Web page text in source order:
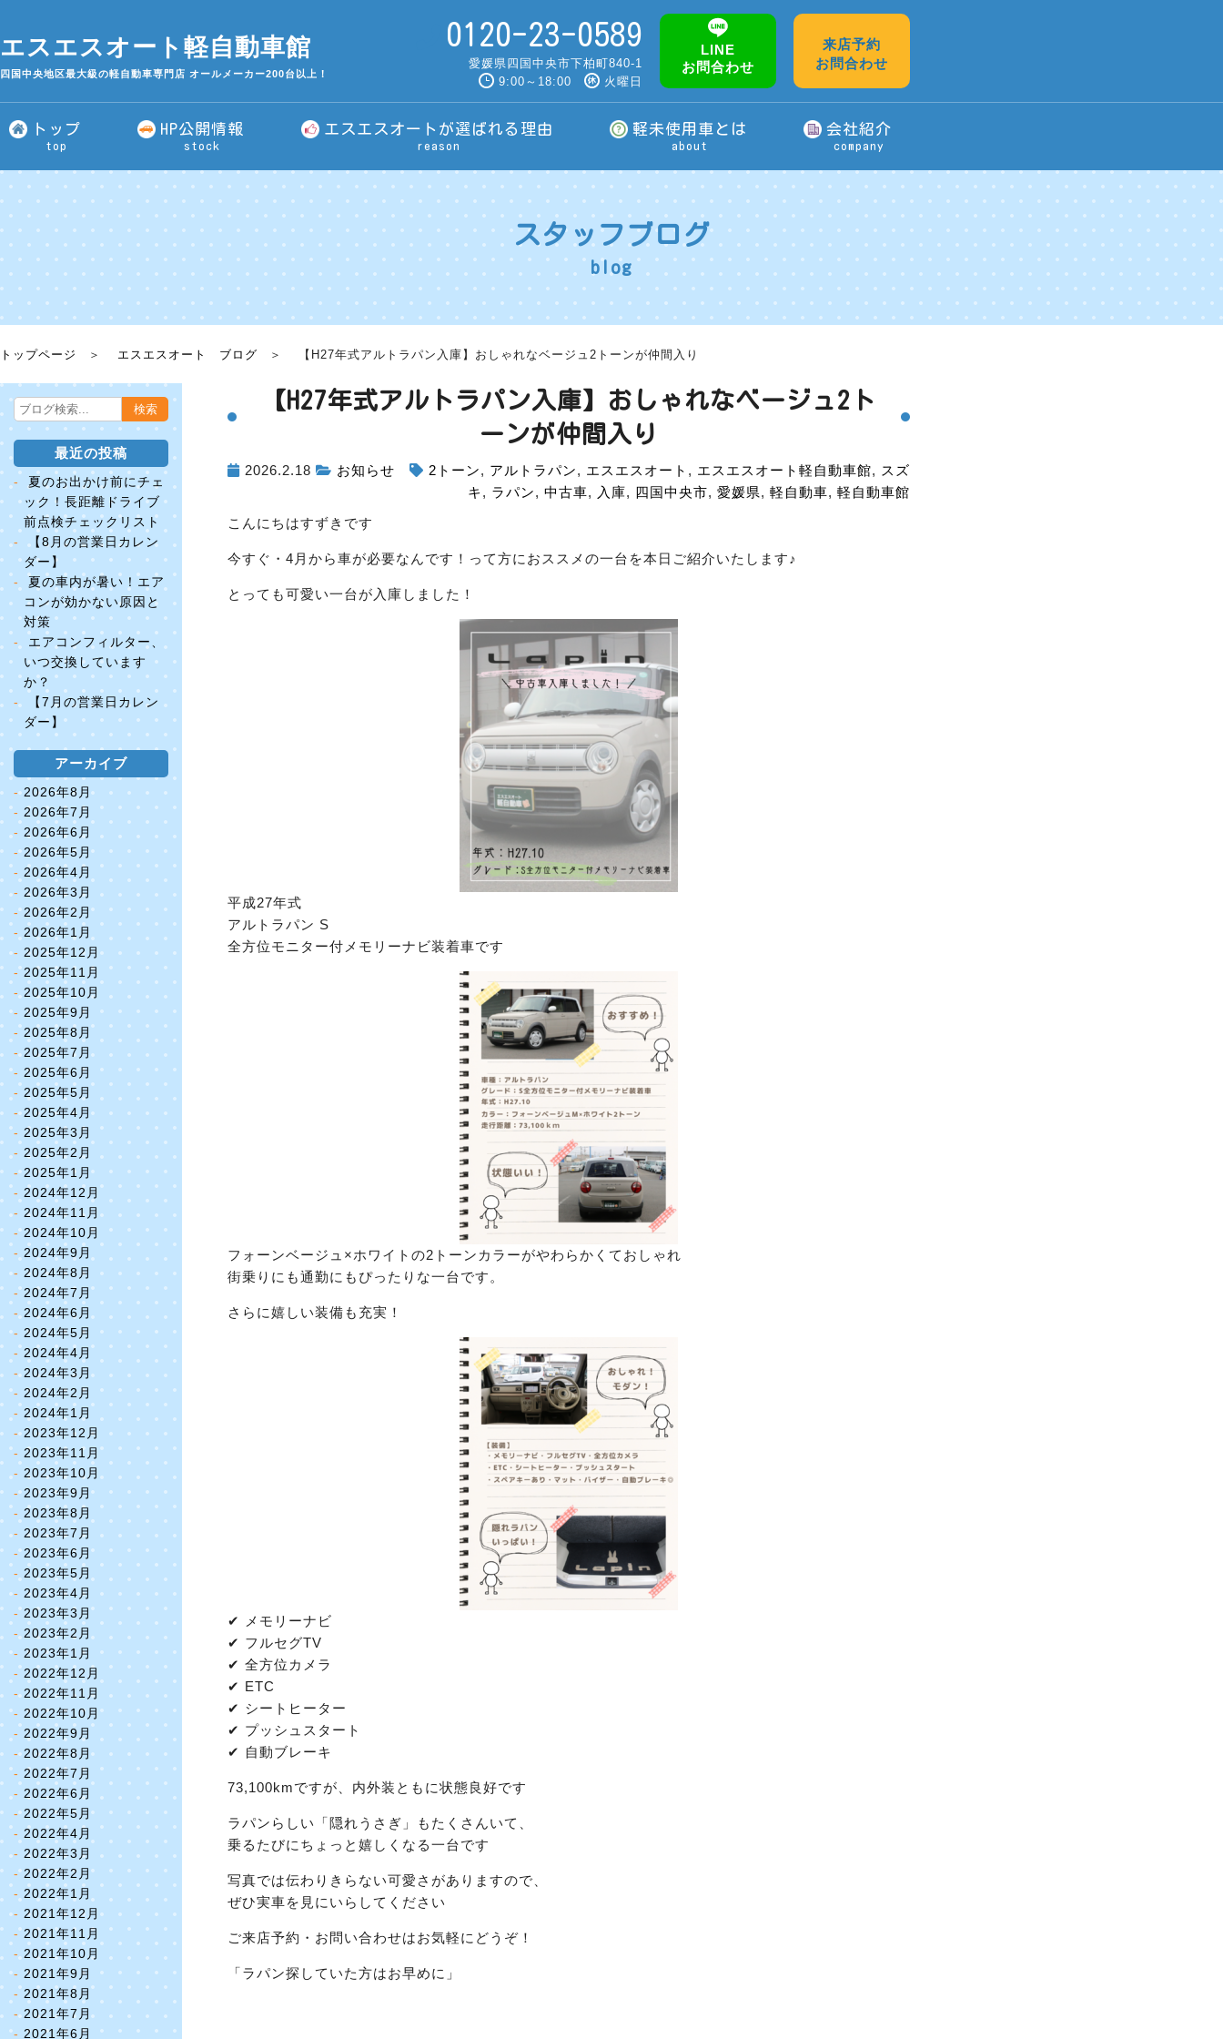
エスエスオート軽自動車館
四国中央地区最大級の軽自動車専門店 オールメーカー200台以上！
0120-23-0589
愛媛県四国中央市下柏町840-1
9:00～18:00
火曜日
LINE
お問合わせ
来店予約
お問合わせ
トップ
top
HP公開情報
stock
エスエスオートが選ばれる理由
reason
軽未使用車とは
about
会社紹介
company
スタッフブログ
blog
トップページ エスエスオート ブログ 【H27年式アルトラパン入庫】おしゃれなベージュ2トーンが仲間入り
【H27年式アルトラパン入庫】おしゃれなベージュ2ト
ーンが仲間入り
2026.2.18 お知らせ 2トーン, アルトラパン, エスエスオート , エスエスオート軽自動車館, スズ
キ, ラパン, 中古車, 入庫, 四国中央市, 愛媛県, 軽自動車, 軽自動車館
こんにちはすずきです
今すぐ・4月から車が必要なんです！って方におススメの一台を本日ご紹介いたします♪
とっても可愛い一台が入庫しました！
平成27年式
アルトラパン S
全方位モニター付メモリーナビ装着車です
フォーンベージュ×ホワイトの2トーンカラーがやわらかくておしゃれ
街乗りにも通勤にもぴったりな一台です。
さらに嬉しい装備も充実！
✔ メモリーナビ
✔ フルセグTV
✔ 全方位カメラ
✔ ETC
✔ シートヒーター
✔ プッシュスタート
✔ 自動ブレーキ
73,100kmですが、内外装ともに状態良好です
ラパンらしい「隠れうさぎ」もたくさんいて、
乗るたびにちょっと嬉しくなる一台です
写真では伝わりきらない可愛さがありますので、
ぜひ実車を見にいらしてください
ご来店予約・お問い合わせはお気軽にどうぞ！
「ラパン探していた方はお早めに 」
最近の投稿
夏のお出かけ前にチェ
ック！長距離ドライブ
前点検チェックリスト
【8月の営業日カレン
ダー】
夏の車内が暑い！エア
コンが効かない原因と
対策
エアコンフィルター、
いつ交換しています
か？
【7月の営業日カレン
ダー】
アーカイブ
2026年8月
2026年7月
2026年6月
2026年5月
2026年4月
2026年3月
2026年2月
2026年1月
2025年12月
2025年11月
2025年10月
2025年9月
2025年8月
2025年7月
2025年6月
2025年5月
2025年4月
2025年3月
2025年2月
2025年1月
2024年12月
2024年11月
2024年10月
2024年9月
2024年8月
2024年7月
2024年6月
2024年5月
2024年4月
2024年3月
2024年2月
2024年1月
2023年12月
2023年11月
2023年10月
2023年9月
2023年8月
2023年7月
2023年6月
2023年5月
2023年4月
2023年3月
2023年2月
2023年1月
2022年12月
2022年11月
2022年10月
2022年9月
2022年8月
2022年7月
2022年6月
2022年5月
2022年4月
2022年3月
2022年2月
2022年1月
2021年12月
2021年11月
2021年10月
2021年9月
2021年8月
2021年7月
2021年6月